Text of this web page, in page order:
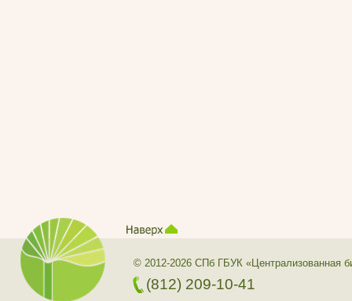
© 2012-2026 СПб ГБУК «Централизованная
(812) 209-10-41